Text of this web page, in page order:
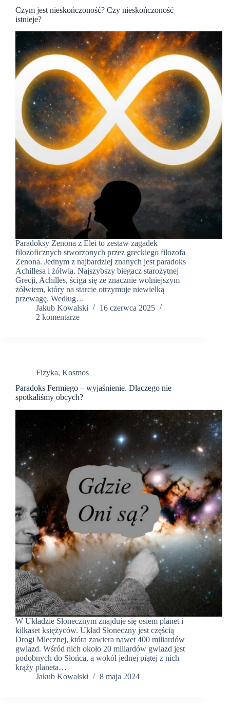
Czym jest nieskończoność? Czy nieskończoność
istnieje?
Paradoksy Zenona z Elei to zestaw zagadek
filozoficznych stworzonych przez greckiego filozofa
Zenona. Jednym z najbardziej znanych jest paradoks
Achillesa i żółwia. Najszybszy biegacz starożytnej
Grecji, Achilles, ściga się ze znacznie wolniejszym
żółwiem, który na starcie otrzymuje niewielką
przewagę. Według…
Jakub Kowalski
16 czerwca 2025
2 komentarze
Fizyka, Kosmos
Paradoks Fermiego – wyjaśnienie. Dlaczego nie
spotkaliśmy obcych?
W Układzie Słonecznym znajduje się osiem planet i
kilkaset księżyców. Układ Słoneczny jest częścią
Drogi Mlecznej, która zawiera nawet 400 miliardów
gwiazd. Wśród nich około 20 miliardów gwiazd jest
podobnych do Słońca, a wokół jednej piątej z nich
krąży planeta…
Jakub Kowalski
8 maja 2024